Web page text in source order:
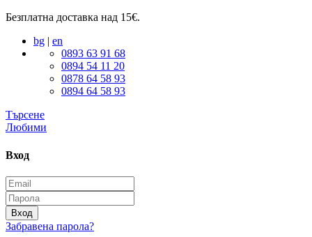
Безплатна доставка над 15€.
bg | en
0893 63 91 68
0894 54 11 20
0878 64 58 93
0894 64 58 93
Търсене
Любими
Вход
Вход
Забравена парола?